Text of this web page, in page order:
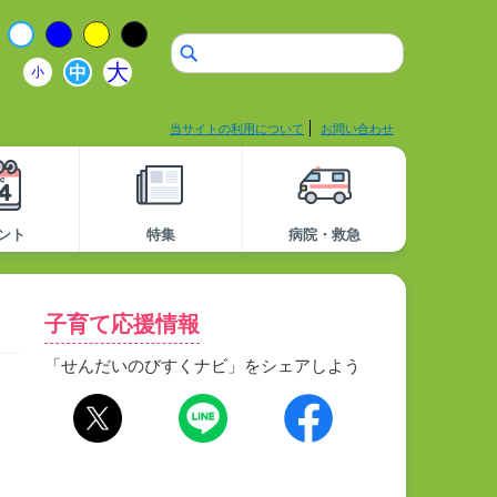
小 中 大
当サイトの利用について お問い合わせ
ト 特集 病院・救急
子育て応援情報
「せんだいのびすくナビ」をシェアしよう